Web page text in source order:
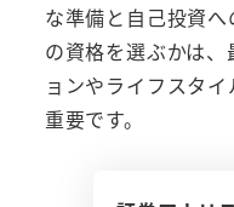
な準備と自己投資
の資格を選ぶかは
ョンやライフスタ
重要です。